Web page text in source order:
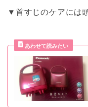
▼首すじのケアには